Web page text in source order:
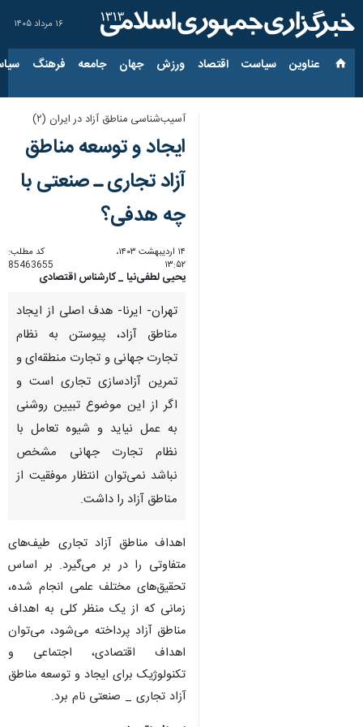
۱۶ مرداد ۱۴۰۵
عناوین‌ سیاست اقتصاد ورزش جهان جامعه فرهنگ
آسیب‌شناسی مناطق آزاد در ایران (۲)
ایجاد و توسعه مناطق
آزاد تجاری ـ صنعتی با
چه هدفی؟
۱۴ اردیبهشت ۱۴۰۳،
۱۳:۵۲
کد مطلب:
85463655
یحیی لطفی‌نیا _ کارشناس اقتصادی
تهران- ایرنا- هدف اصلی از ایجاد
مناطق آزاد، پیوستن به نظام
تجارت جهانی و تجارت منطقه­‌ای و
تمرین آزادسازی تجاری است و
اگر از این موضوع تبیین روشنی
به عمل نیاید و شیوه تعامل با
نظام تجارت جهانی مشخص
نباشد نمی­‌توان انتظار موفقیت از
مناطق آزاد را داشت.
اهداف مناطق آزاد تجاری طیف‌های
متفاوتی را در بر می‌گیرد. بر اساس
تحقیق‌های مختلف علمی انجام شده،
زمانی که از یک منظر کلی به اهداف
مناطق آزاد پرداخته می‌شود، می‌توان
اهداف اقتصادی، اجتماعی و
تکنولوژیک برای ایجاد و توسعه مناطق
آزاد تجاری _ صنعتی نام برد.